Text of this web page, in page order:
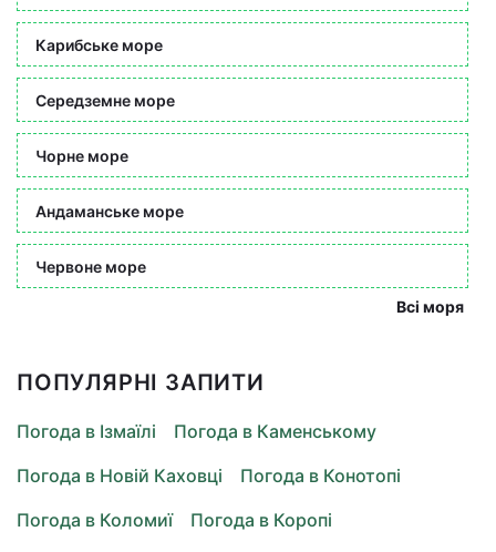
Карибське море
Середземне море
Чорне море
Андаманське море
Червоне море
Всі моря
ПОПУЛЯРНІ ЗАПИТИ
Погода в Ізмаїлі
Погода в Каменському
Погода в Новій Каховці
Погода в Конотопі
Погода в Коломиї
Погода в Коропі